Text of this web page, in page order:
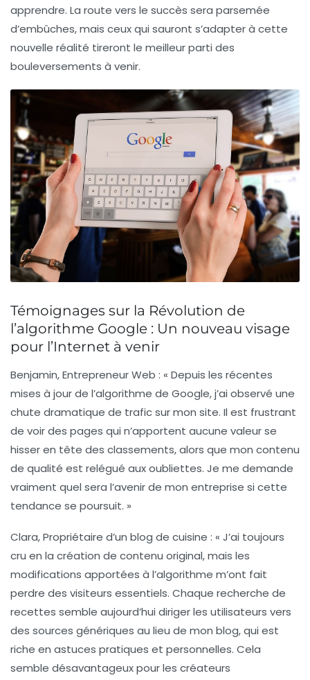
apprendre. La route vers le succès sera parsemée
d’embûches, mais ceux qui sauront s’adapter à cette
nouvelle réalité tireront le meilleur parti des
bouleversements à venir.
Témoignages sur la Révolution de
l’algorithme Google : Un nouveau visage
pour l’Internet à venir
Benjamin, Entrepreneur Web : « Depuis les récentes
mises à jour de l’algorithme de Google, j’ai observé une
chute dramatique de trafic sur mon site. Il est frustrant
de voir des pages qui n’apportent aucune valeur se
hisser en tête des classements, alors que mon contenu
de qualité est relégué aux oubliettes. Je me demande
vraiment quel sera l’avenir de mon entreprise si cette
tendance se poursuit. »
Clara, Propriétaire d’un blog de cuisine : « J’ai toujours
cru en la création de contenu original, mais les
modifications apportées à l’algorithme m’ont fait
perdre des visiteurs essentiels. Chaque recherche de
recettes semble aujourd’hui diriger les utilisateurs vers
des sources génériques au lieu de mon blog, qui est
riche en astuces pratiques et personnelles. Cela
semble désavantageux pour les créateurs